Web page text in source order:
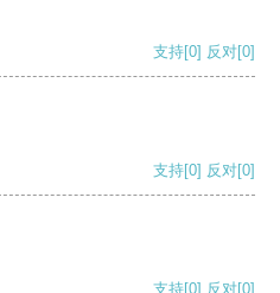
支持[0] 反对[0]
支持[0] 反对[0]
支持[0] 反对[0]